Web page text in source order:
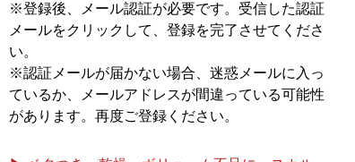
※登録後、メール認証が必要です。受信した認証
メールをクリックして、登録を完了させてくださ
い。
※認証メールが届かない場合、迷惑メールに入っ
ているか、メールアドレスが間違っている可能性
があります。再度ご登録ください。